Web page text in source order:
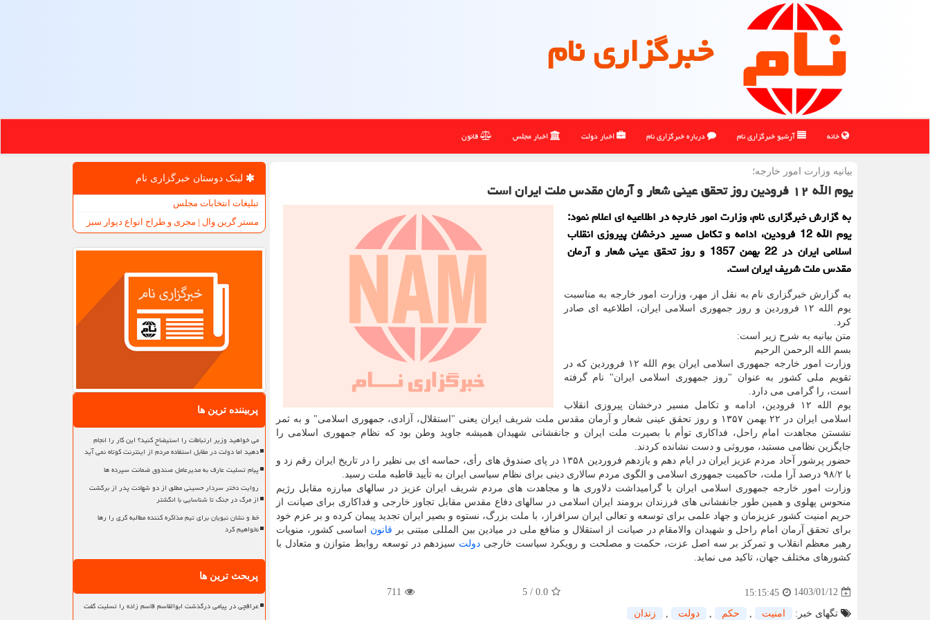
خبرگزاری نام
خانه آرشیو خبرگزاری نام درباره خبرگزاری نام اخبار دولت اخبار مجلس قانون
بیانیه وزارت امور خارجه؛
یوم الله ۱۲ فرودین روز تحقق عینی شعار و آرمان مقدس ملت ایران است
به گزارش خبرگزاری نام، وزارت امور خارجه در اطلاعیه ای اعلام نمود:
یوم الله 12 فرودین، ادامه و تکامل مسیر درخشان پیروزی انقلاب
اسلامی ایران در 22 بهمن 1357 و روز تحقق عینی شعار و آرمان
مقدس ملت شریف ایران است.
به گزارش خبرگزاری نام به نقل از مهر، وزارت امور خارجه به مناسبت
یوم الله ۱۲ فروردین و روز جمهوری اسلامی ایران، اطلاعیه ای صادر
کرد.
متن بیانیه به شرح زیر است:
بسم الله الرحمن الرحیم
وزارت امور خارجه جمهوری اسلامی ایران یوم الله ۱۲ فروردین که در
تقویم ملی کشور به عنوان "روز جمهوری اسلامی ایران" نام گرفته
است، را گرامی می دارد.
یوم الله ۱۲ فرودین، ادامه و تکامل مسیر درخشان پیروزی انقلاب
اسلامی ایران در ۲۲ بهمن ۱۳۵۷ و روز تحقق عینی شعار و آرمان مقدس ملت شریف ایران یعنی "استقلال، آزادی، جمهوری اسلامی" و به ثمر
نشستن مجاهدت امام راحل، فداکاری توأم با بصیرت ملت ایران و جانفشانی شهیدان همیشه جاوید وطن بود که نظام جمهوری اسلامی را
جایگزین نظامی مستبد، موروثی و دست نشانده کردند.
حضور پرشور آحاد مردم عزیز ایران در ایام دهم و یازدهم فروردین ۱۳۵۸ در پای صندوق های رأی، حماسه ای بی نظیر را در تاریخ ایران رقم زد و
با ۹۸/۲ درصد آرا ملت، حاکمیت جمهوری اسلامی و الگوی مردم سالاری دینی برای نظام سیاسی ایران به تأیید قاطبه ملت رسید.
وزارت امور خارجه جمهوری اسلامی ایران با گرامیداشت دلاوری ها و مجاهدت های مردم شریف ایران عزیز در سالهای مبارزه مقابل رژیم
منحوس پهلوی و همین طور جانفشانی های فرزندان برومند ایران اسلامی در سالهای دفاع مقدس مقابل تجاوز خارجی و فداکاری برای صیانت از
حریم امنیت کشور عزیزمان و جهاد علمی برای توسعه و تعالی ایران سرافراز، با ملت بزرگ، نستوه و بصیر ایران تجدید پیمان کرده و بر عزم خود
برای تحقق آرمان امام راحل و شهیدان والامقام در صیانت از استقلال و منافع ملی در میادین بین المللی مبتنی بر قانون اساسی کشور، منویات
رهبر معظم انقلاب و تمرکز بر سه اصل عزت، حکمت و مصلحت و رویکرد سیاست خارجی دولت سیزدهم در توسعه روابط متوازن و متعادل با
کشورهای مختلف جهان، تاکید می نماید.
1403/01/12
15:15:45
0.0
/
5
711
تگهای خبر: امنیت حكم دولت زندان
لینک دوستان خبرگزاری نام
تبلیغات انتخابات مجلس
مستر گرین وال | مجری و طراح انواع دیوار سبز
پربیننده ترین ها
می خواهید وزیر ارتباطات را استیضاح کنید؟ این کار را انجام
دهید اما دولت در مقابل استفاده مردم از اینترنت کوتاه نمی آید
پیام تسلیت عارف به مدیرعامل صندوق ضمانت سپرده ها
روایت دختر سردار حسینی مطلق از دو شهادت پدر از برگشت
از مرگ در جنگ تا شناسایی با انگشتر
خط و نشان نبویان برای تیم مذاکره کننده مطالبه گری را رها
نخواهیم کرد
پربحث ترین ها
عراقچی در پیامی درگذشت ابوالقاسم قاسم زاده را تسلیت گفت